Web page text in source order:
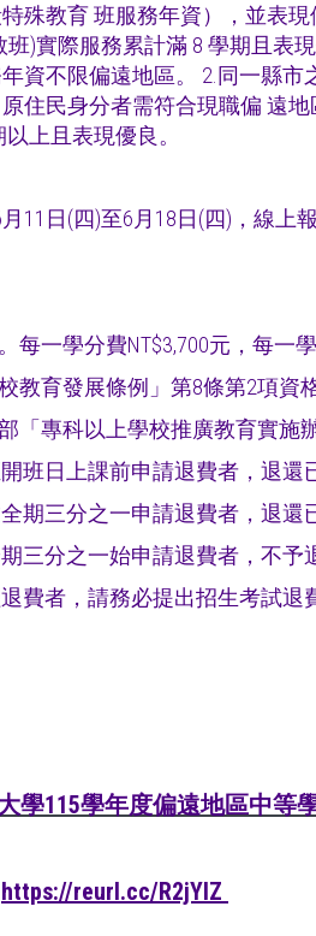
特殊教育 班服務年資），並表
)實際服務累計滿 8 學期且表
資不限偏遠地區。 2.同一縣
住民身分者需符合現職偏 遠
上且表現優良。
月11日(四)至6月18日(四)，線
每一學分費NT$3,700元，每
教育發展條例」第8條第2項資
「專科以上學校推廣教育實施
班日上課前申請退費者，退還
期三分之一申請退費者，退還
三分之一始申請退費者，不予
費者，請務必提出招生考試退
學115學年度偏遠地區中等
https://reurl.cc/R2jYlZ